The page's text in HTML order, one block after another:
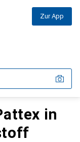
Zur App
in